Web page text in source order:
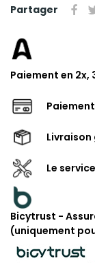
Partager
Paiement en 2x,
Livraison
Le
Bicytrust -
(uniquement